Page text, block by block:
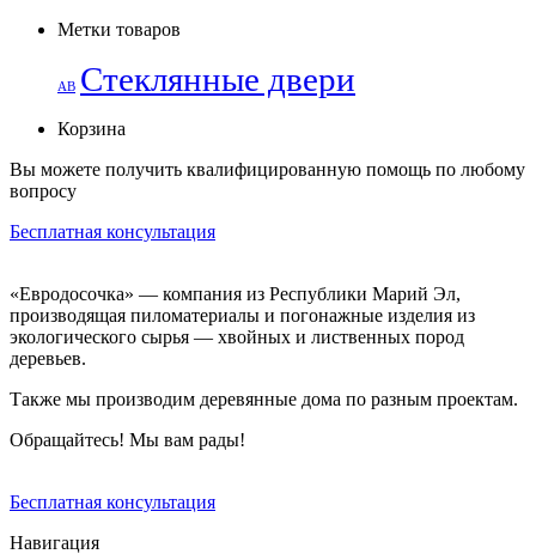
Метки товаров
АВ Стеклянные двери
Корзина
Вы можете получить квалифицированную помощь по любому
вопросу
Бесплатная консультация
«Евродосочка» — компания из Республики Марий Эл,
производящая пиломатериалы и погонажные изделия из
экологического сырья — хвойных и лиственных пород
деревьев.
Также мы производим деревянные дома по разным проектам.
Обращайтесь! Мы вам рады!
Бесплатная консультация
Навигация